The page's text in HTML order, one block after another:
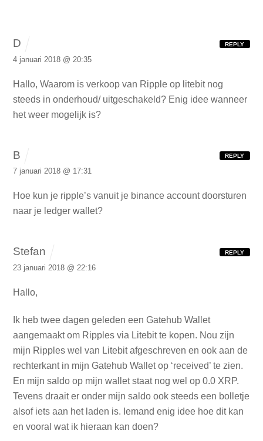
D
4 januari 2018 @ 20:35
Hallo, Waarom is verkoop van Ripple op litebit nog
steeds in onderhoud/ uitgeschakeld? Enig idee wanneer
het weer mogelijk is?
REPLY
B
7 januari 2018 @ 17:31
Hoe kun je ripple’s vanuit je binance account doorsturen
naar je ledger wallet?
REPLY
Stefan
23 januari 2018 @ 22:16
Hallo,
Ik heb twee dagen geleden een Gatehub Wallet
aangemaakt om Ripples via Litebit te kopen. Nou zijn
mijn Ripples wel van Litebit afgeschreven en ook aan de
rechterkant in mijn Gatehub Wallet op ‘received’ te zien.
En mijn saldo op mijn wallet staat nog wel op 0.0 XRP.
Tevens draait er onder mijn saldo ook steeds een bolletje
alsof iets aan het laden is. Iemand enig idee hoe dit kan
en vooral wat ik hieraan kan doen?
REPLY